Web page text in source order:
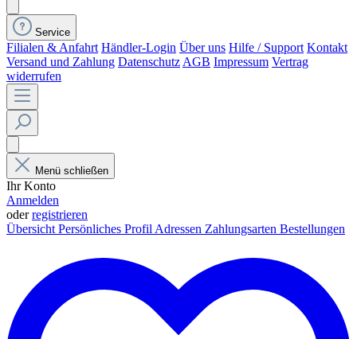
Service
Filialen & Anfahrt Händler-Login Über uns Hilfe / Support Kontakt
Versand und Zahlung Datenschutz AGB Impressum Vertrag
widerrufen
Menü schließen
Ihr Konto
Anmelden
oderregistrieren
Übersicht Persönliches Profil Adressen Zahlungsarten Bestellungen